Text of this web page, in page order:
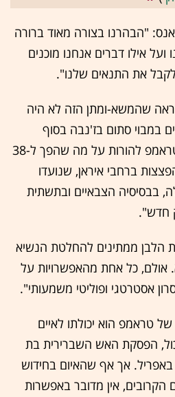
"הבהרנו בצורה מאוד ברורה
אילו דברים אנחנו מוכנים
את התנאים שלנו".
שהמשא-ומתן הזה לא היה
במבוי סתום בז'נבה בסוף
פברואר, ואשר הוביל את טראמפ להורות על מה שהפך ל-38
ברחבי איראן, שנועדו
בבסיסיה הצבאיים ובתשתית
חדש".
הלבן ממתינים להחלטת הנשיא
אולם, כל אחת מהאפשרויות על
אסטרטגי ופוליטי משמעותי".
טראמפ הוא יכולתו לאיים
הפסקת האש השברירית בת
השבועיים מסתיימת ב-21 באפריל. אך אף שהאיום בחידוש
הקרובים, אין מדובר באפשרות